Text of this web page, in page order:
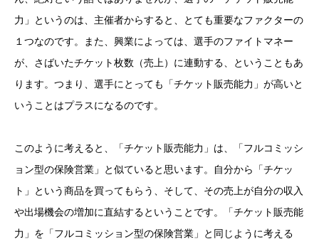
力」というのは、主催者からすると、とても重要なファクターの
１つなのです。また、興業によっては、選手のファイトマネー
が、さばいたチケット枚数（売上）に連動する、ということもあ
ります。つまり、選手にとっても「チケット販売能力」が高いと
いうことはプラスになるのです。
このように考えると、「チケット販売能力」は、「フルコミッシ
ョン型の保険営業」と似ていると思います。自分から「チケッ
ト」という商品を買ってもらう、そして、その売上が自分の収入
や出場機会の増加に直結するということです。「チケット販売能
力」を「フルコミッション型の保険営業」と同じように考える